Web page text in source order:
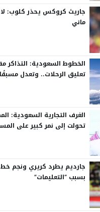
جاريث كروكس يحذر كلوب:
ماني
الخطوط السعودية: التذاكر
تعليق الرحلات.. وتعدل مسبقًا
الغرف التجارية السعودية:
تحولت إلى نمر كبير على
جارديم يطرد كريري ونجم خط
بسبب “التعليمات”